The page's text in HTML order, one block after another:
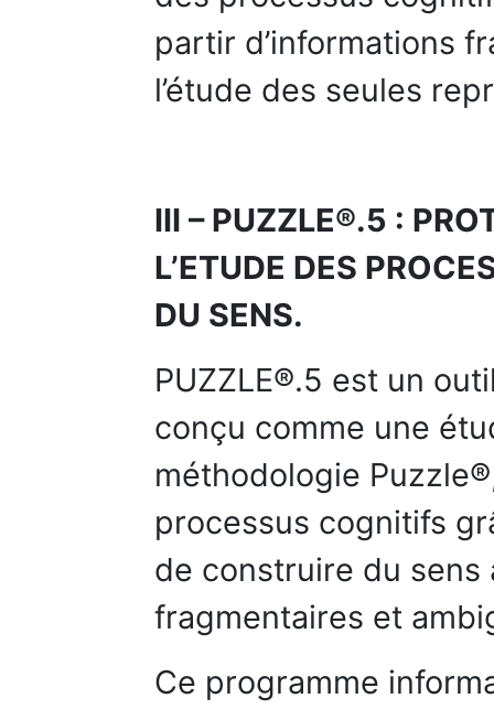
partir d’informations
l’étude des seules
III – PUZZLE®.5 :
L’ETUDE DES
DU SENS.
PUZZLE®.5 est un
conçu comme une
méthodologie
processus cognitifs
de construire du sens
fragmentaires et
Ce programme